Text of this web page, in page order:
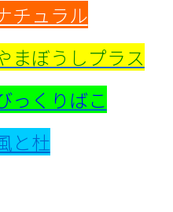
チュラル
まぼうしプラス
っくりばこ
と杜